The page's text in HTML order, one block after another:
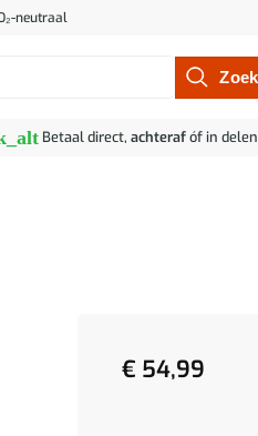
neutraal
Betaal direct, achterafóf in delen
€ 54,99